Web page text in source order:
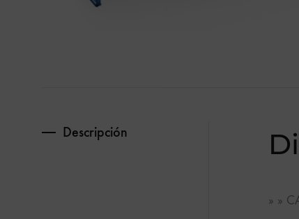
calidad.
Descripción
» »